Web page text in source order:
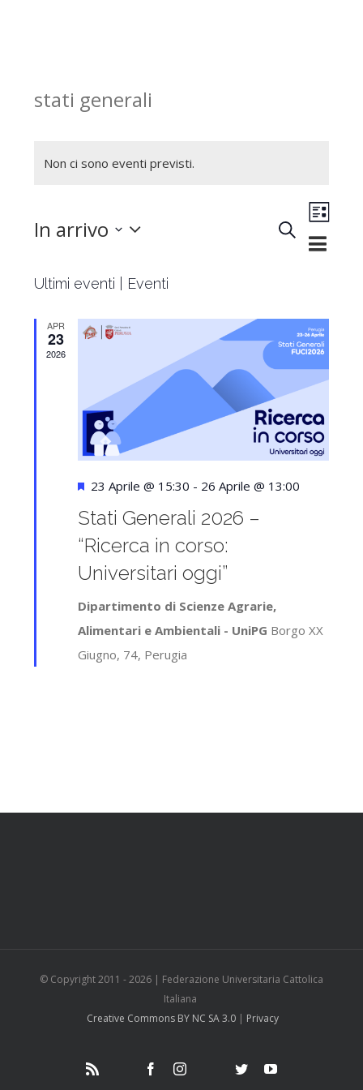
stati generali
Non ci sono eventi previsti.
Eventi
Cerca
Evento
Viste
Lista
In arrivo
data.
Ultimi eventi | Eventi
APR
23
2026
Segnalati
23 Aprile @ 15:30 - 26 Aprile @ 13:00
Stati Generali 2026 –
“Ricerca in corso:
Universitari oggi”
Dipartimento di Scienze Agrarie,
Alimentari e Ambientali - UniPG Borgo XX
Giugno, 74, Perugia
© Copyright 2011 -2026 | Federazione Universitaria Cattolica
Italiana
Creative Commons BY NC SA 3.0 | Privacy
Fediverso FacebookInstagram
TelegramTwitterYouTube